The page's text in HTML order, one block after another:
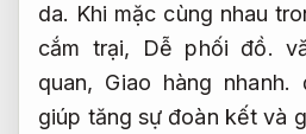
da. Khi mặc cùng nhau
cắm trại,
Dễ phối đồ.
quan, Giao hàng nhanh.
giúp tăng sự đoàn kết và